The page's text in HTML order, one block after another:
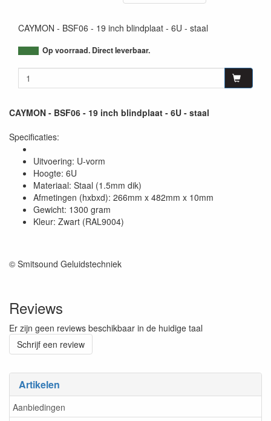
Artikelen
Aanbiedingen
CAYMON - BSF06 - 19 inch blindplaat - 6U - staal
Op voorraad. Direct leverbaar.
CAYMON - BSF06 - 19 inch blindplaat - 6U - staal
Specificaties:
Uitvoering: U-vorm
Hoogte: 6U
Materiaal: Staal (1.5mm dik)
Afmetingen (hxbxd): 266mm x 482mm x 10mm
Gewicht: 1300 gram
Kleur: Zwart (RAL9004)
© Smitsound Geluidstechniek
Reviews
Er zijn geen reviews beschikbaar in de huidige taal
Schrijf een review